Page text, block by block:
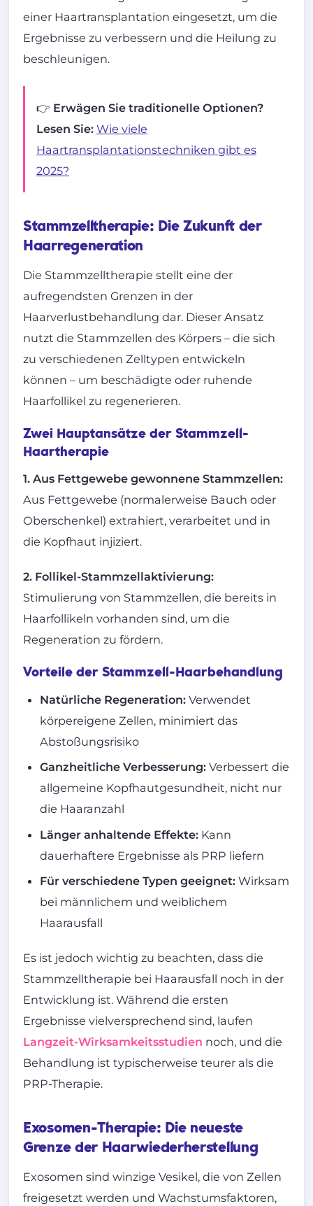
einer Haartransplantation eingesetzt, um die
Ergebnisse zu verbessern und die Heilung zu
beschleunigen.
👉 Erwägen Sie traditionelle Optionen?
Lesen Sie: Wie viele
Haartransplantationstechniken gibt es
2025?
Stammzelltherapie: Die Zukunft der
Haarregeneration
Die Stammzelltherapie stellt eine der
aufregendsten Grenzen in der
Haarverlustbehandlung dar. Dieser Ansatz
nutzt die Stammzellen des Körpers – die sich
zu verschiedenen Zelltypen entwickeln
können – um beschädigte oder ruhende
Haarfollikel zu regenerieren.
Zwei Hauptansätze der Stammzell-
Haartherapie
1. Aus Fettgewebe gewonnene Stammzellen:
Aus Fettgewebe (normalerweise Bauch oder
Oberschenkel) extrahiert, verarbeitet und in
die Kopfhaut injiziert.
2. Follikel-Stammzellaktivierung:
Stimulierung von Stammzellen, die bereits in
Haarfollikeln vorhanden sind, um die
Regeneration zu fördern.
Vorteile der Stammzell-Haarbehandlung
Natürliche Regeneration: Verwendet
körpereigene Zellen, minimiert das
Abstoßungsrisiko
Ganzheitliche Verbesserung: Verbessert die
allgemeine Kopfhautgesundheit, nicht nur
die Haaranzahl
Länger anhaltende Effekte: Kann
dauerhaftere Ergebnisse als PRP liefern
Für verschiedene Typen geeignet: Wirksam
bei männlichem und weiblichem
Haarausfall
Es ist jedoch wichtig zu beachten, dass die
Stammzelltherapie bei Haarausfall noch in der
Entwicklung ist. Während die ersten
Ergebnisse vielversprechend sind, laufen
Langzeit-Wirksamkeitsstudien noch, und die
Behandlung ist typischerweise teurer als die
PRP-Therapie.
Exosomen-Therapie: Die neueste
Grenze der Haarwiederherstellung
Exosomen sind winzige Vesikel, die von Zellen
freigesetzt werden und Wachstumsfaktoren,